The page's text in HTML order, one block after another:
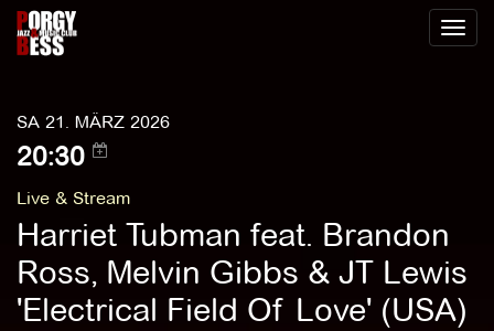
Toggle
SA 21. MÄRZ 2026
20:30
Live & Stream
Harriet Tubman feat. Brandon
Ross, Melvin Gibbs & JT Lewis
'Electrical Field Of Love' (USA)